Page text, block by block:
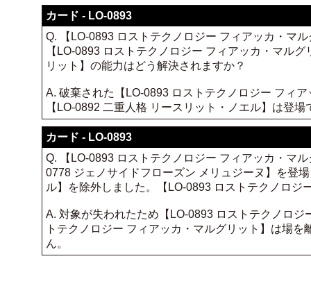
カード - LO-0893
Q. 【LO-0893 ロストテクノロジー フィアッカ・マ
【LO-0893 ロストテクノロジー フィアッカ・マル
リット】の能力はどう解決されますか？
A. 破棄された【LO-0893 ロストテクノロジー フィ
【LO-0892 二重人格 リースリット・ノエル】は登場
カード - LO-0893
Q. 【LO-0893 ロストテクノロジー フィアッカ・マ
0778 ジェノサイドフローズン メリュジーヌ】を登
ル】を除外しました。【LO-0893 ロストテクノロ
A. 対象が失われたため【LO-0893 ロストテクノロ
トテクノロジー フィアッカ・マルグリット】は場
ん。